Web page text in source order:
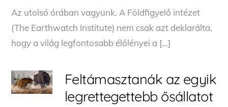
Az utolsó órában vagyunk. A Földfigyelő intézet
(The Earthwatch Institute) nem csak azt deklarálta,
hogy a világ legfontosabb élőlényei a […]
Feltámasztanák az egyik
legrettegettebb ősállatot